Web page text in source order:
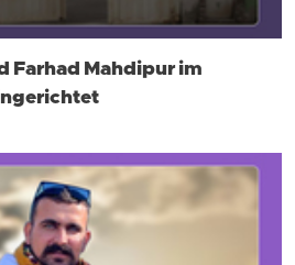
Farhad Mahdipur im